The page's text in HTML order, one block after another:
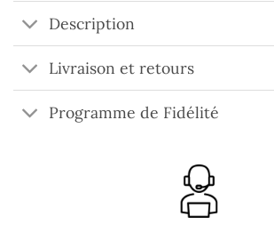
Description
Livraison et retours
Programme de Fidélité